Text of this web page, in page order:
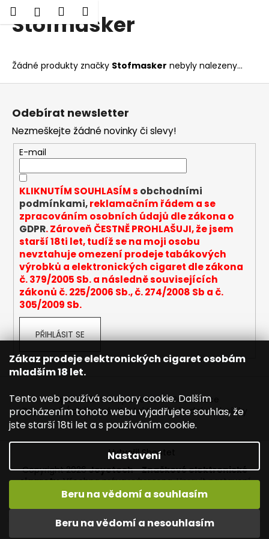
Zákaz prodeje elektronických cigaret osobám
mladším 18 let.
Tento web používá soubory cookie. Dalším
procházením tohoto webu vyjadřujete souhlas, že
jste starší 18ti let a s používáním cookie.
Nastavení
Beru na vědomí a nesouhlasím
Beru na vědomí a souhlasím
Přejít
Vítejte na JOYETECH. DORUČENÍ ZDARMA zásilkovnou nad
HledatPřihlášení
Nákupní
košík
Stofmasker
Žádné produkty značky Stofmasker nebyly nalezeny...
o Zpět
Zpět
C
o
o
t
ř
e
b
u
e
e
n
a
t
?
HLEDAT
o
r
Z
Odebírat newsletter
Nezmeškejte žádné novinky či slevy!
E-mail
KLIKNUTÍM SOUHLASÍM s obchodními
podmínkami,reklamačním řádem a se
zpracováním osobních údajů dle zákona o
GDPR. Zároveň ČESTNĚ PROHLAŠUJI, že jsem
starší 18ti let, tudíž se na moji osobu
nevztahuje omezení prodeje tabákových
výrobků a elektronických cigaret dle zákona
č. 379/2005 Sb. a následně souvisejících
zákonů č. 225/2006 Sb., č. 274/2008 Sb a č.
305/2009 Sb.
PŘIHLÁSIT SE
Napište nám Mapa serveru Reklamace
Dopravné / poštovné Kontakty Obchodní podmínky
Vytvořil Shoptet
Copyright 2026Joyetech - Značkové elektronické
cigarety. Všechna práva vyhrazena.Upravit nastavení
cookies